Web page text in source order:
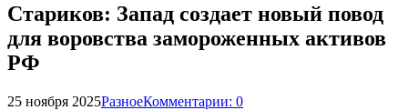
Стариков: Запад создает новый повод
для воровства замороженных активов
РФ
25 ноября 2025РазноеКомментарии: 0